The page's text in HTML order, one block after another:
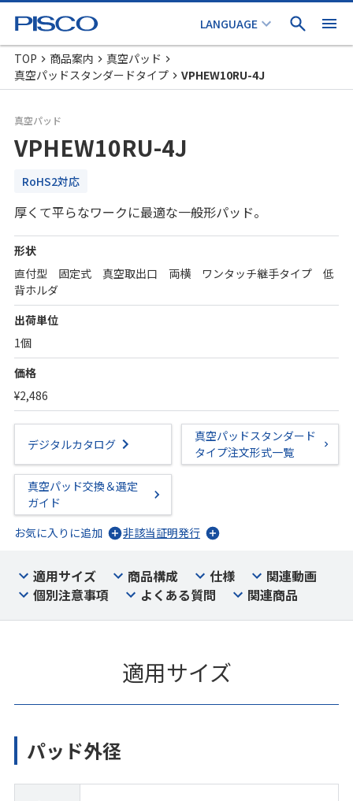
TOP 商品案内
真空パッド
真空パッドスタンダードタイプ
VPHEW10RU-4J
真空パッド
VPHEW10RU-4J
RoHS2対応
厚くて平らなワークに最適な一般形パッド。
形状
直付型 固定式 真空取出口 両横 ワンタッチ継手タイプ 低
背ホルダ
出荷単位
1個
価格
¥2,486
デジタルカタログ
真空パッドスタンダード
タイプ注文形式一覧
真空パッド交換＆選定
ガイド
お気に入りに追加
非該当証明発行
適用サイズ 商品構成 仕様
関連動画
個別注意事項
よくある質問 関連商品
適用サイズ
パッド外径